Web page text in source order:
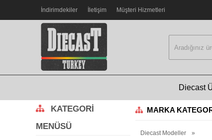
İndirimdekiler İletişim Müşteri Hizmetleri
Diecast
KATEGORI
MENÜSÜ
MARKA
Diecast Modeller